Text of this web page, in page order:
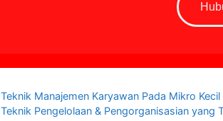
Teknik Manajemen Karyawan Pada Mikro
Teknik Pengelolaan & Pengorganisasian yang